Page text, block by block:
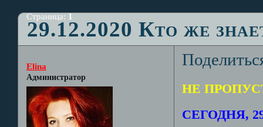
29.12.2020 Кто же
Страница:1
Elina
Администратор
НЕ
СЕГОДНЯ,